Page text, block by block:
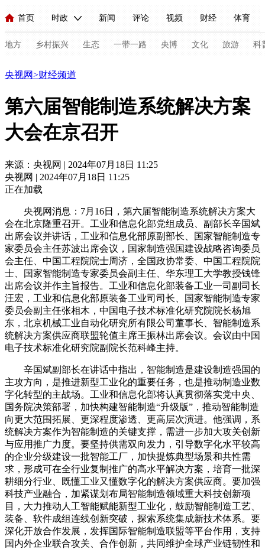
首页 时政 新闻 评论 视频 财经 体育
人民领袖习近平 联播+ 中国领导人 央视快评 习式妙语
直播 栏目大全 节目单 听音 微视频 主持人
海外频道 iPanda English Монгол
地方 乡村振兴 生态 一带一路 央博 文化 旅游 科
新闻 国内 国际
视频 小央视频
现场 前线 比划 快看 蓝海中国 新兵请入列
体育 直播 竞猜 2026年世界杯 2026年冬奥会
VIP会员 CCTV奥林匹克频道 生活体育大会 体育江湖
财经 教育 乡村振兴 生态环境 一带一路 央博
大国智造 大国展会 大国保险 云顶对话 云起
CCTV.节目官网 直播 节目单 栏目 片库 热播榜
央视网>财经频道
第六届智能制造系统解决方案
大会在京召开
来源：央视网 | 2024年07月18日 11:25
央视网 | 2024年07月18日 11:25
正在加载
央视网消息：7月16日，第六届智能制造系统解决方案大
会在北京隆重召开。工业和信息化部党组成员、副部长辛国斌
出席会议并讲话，工业和信息化部原副部长、国家智能制造专
家委员会主任苏波出席会议，国家制造强国建设战略咨询委员
会主任、中国工程院院士周济，全国政协常委、中国工程院院
士、国家智能制造专家委员会副主任、华东理工大学教授钱锋
出席会议并作主旨报告。工业和信息化部装备工业一司副司长
汪宏，工业和信息化部原装备工业司司长、国家智能制造专家
委员会副主任张相木，中国电子技术标准化研究院院长杨旭
东，北京机械工业自动化研究所有限公司董事长、智能制造系
统解决方案供应商联盟轮值主席王振林出席会议。会议由中国
电子技术标准化研究院副院长范科峰主持。
辛国斌副部长在讲话中指出，智能制造是建设制造强国的
主攻方向，是推进新型工业化的重要任务，也是推动制造业数
字化转型的主战场。工业和信息化部将认真贯彻落实党中央、
国务院决策部署，加快构建智能制造“升级版”，推动智能制造
向更大范围拓展、更深程度渗透、更高层次演进。他强调，系
统解决方案作为智能制造的关键支撑，需进一步加大攻关创新
与应用推广力度。要坚持供需双向发力，引导数字化水平较高
的企业分级建设一批智能工厂，加快提炼典型场景和共性需
求，形成可在全行业复制推广的高水平解决方案，培育一批深
耕细分行业、既懂工业又懂数字化的解决方案供应商。要加强
科技产业融合，加紧谋划布局智能制造领域重大科技创新项
目，大力推动人工智能赋能新型工业化，鼓励智能制造工艺、
装备、软件成组连线创新突破，探索系统集成新技术体系。要
深化开放合作发展，发挥国际智能制造联盟等平台作用，支持
国内外企业联合攻关、合作创新，共同维护全球产业链韧性和